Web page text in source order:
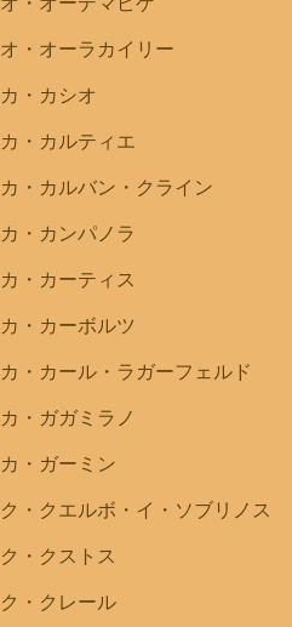
オ・オーラカイリー
カ・カシオ
カ・カルティエ
カ・カルバン・クライン
カ・カンパノラ
カ・カーティス
カ・カーボルツ
カ・カール・ラガーフェルド
カ・ガガミラノ
カ・ガーミン
ク・クエルボ・イ・ソブリノス
ク・クストス
ク・クレール